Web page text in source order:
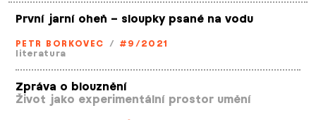
První jarní oheň – sloupky psané na vodu
PETR BORKOVEC / #9/2021
literatura
Zpráva o blouznění
Život jako experimentální prostor umění